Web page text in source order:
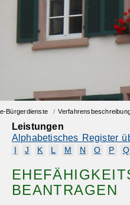
Bürgerdienste /
Leistungen
Alphabetisches Register
J K L M N O P Q
BEANTRAGEN